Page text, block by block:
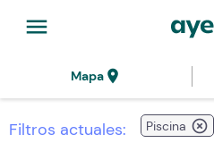
menu
Mapalocation_on
Filtros actuales: Piscina highlight_off